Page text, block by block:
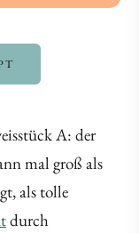
A: der
mal groß als
als tolle
durch